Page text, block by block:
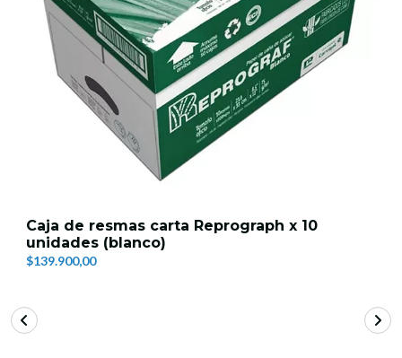
Caja de resmas carta Reprograph x 10
unidades (blanco)
$139.900,00